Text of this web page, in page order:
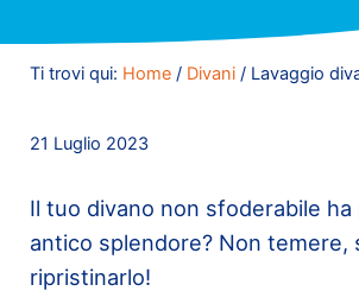
Ti trovi qui: Home / Divani /Lavaggio
21 Luglio 2023
Il tuo divano non sfoderabile ha
antico splendore? Non temere,
ripristinarlo!